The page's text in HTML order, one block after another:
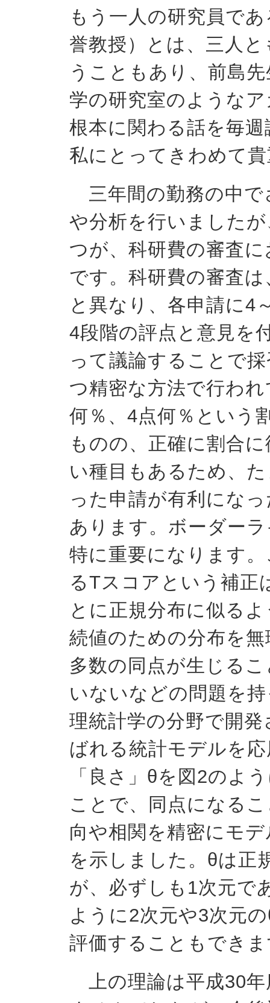
もう一人の研究員で
誉教授）とは、三人
うこともあり、前島
学の研究室のような
根本に関わる話を毎
私にとってきわめて
三年間の勤務の中で
や分析を行いました
つが、科研費の審査
です。科研費の審査
と異なり、各申請に4
4段階の評点と意見を
って議論することで
つ精密な方法で行わ
何％、4点何％という
ものの、正確に割合
い種目もあるため、
った申請が有利にな
あります。ボーダー
特に重要になります
るTスコアという補正
とに正規分布に似る
続値のための分布を
多数の同点が生じる
いないなどの問題を
理統計学の分野で開
ばれる統計モデルを
「良さ」 θを図2のよ
ことで、同点になる
向や相関を精密にモ
を示しました。 θは正
が、必ずしも1次元で
ように2次元や3次元の
評価することもでき
上の理論は平成30年